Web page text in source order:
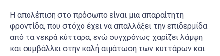
Η απολέπιση στο πρόσωπο είναι μια απαραίτητη
φροντίδα, που στόχο έχει να απαλλάξει την επιδερμίδα
από τα νεκρά κύτταρα, ενώ συγχρόνως χαρίζει λάμψη
και συμβάλλει στην καλή αιμάτωση των κυττάρων και